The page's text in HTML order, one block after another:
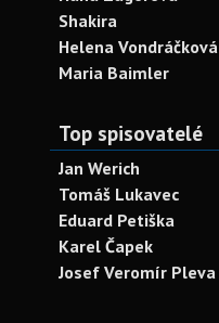
Shakira
Helena Vondráčková
Maria Baimler
Top spisovatelé
Jan Werich
Tomáš Lukavec
Eduard Petiška
Karel Čapek
Josef Veromír Pleva